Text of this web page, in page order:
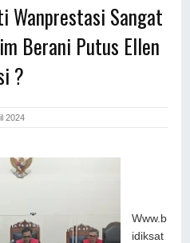
Wanprestasi Sangat
Berani Putus Ellen
?
2024
Www.b
idiksat